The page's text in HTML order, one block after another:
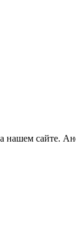
нашем сайте.